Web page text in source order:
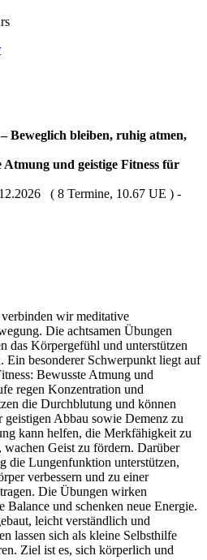
Beweglich bleiben, ruhig atmen,
Atmung und geistige Fitness für
( 8 Termine, 10.67 UE ) -
wir meditative
Die achtsamen Übungen
das Körpergefühl und unterstützen
Ein besonderer Schwerpunkt liegt auf
Bewusste Atmung und
regen Konzentration und
die Durchblutung und können
Abbau sowie Demenz zu
kann helfen, die Merkfähigkeit zu
wachen Geist zu fördern. Darüber
die Lungenfunktion unterstützen,
verbessern und zu einer
Die Übungen wirken
Balance und schenken neue Energie.
leicht verständlich und
lassen sich als kleine Selbsthilfe
Ziel ist es, sich körperlich und